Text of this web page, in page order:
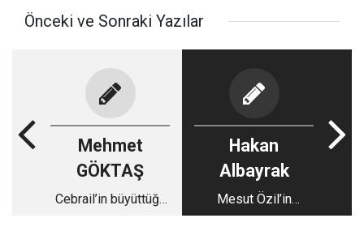
Önceki ve Sonraki Yazılar
Mehmet
GÖKTAŞ
Cebrail’in büyüttüğü
Hakan
Albayrak
Mesut Özil’in
Almanya